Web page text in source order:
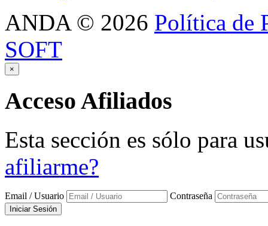
ANDA © 2026 Política de
SOFT
×
Acceso Afiliados
Esta sección es sólo para
afiliarme?
Email / Usuario Contraseña
Iniciar Sesión